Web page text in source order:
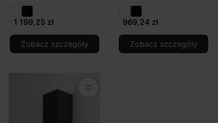
1 199,25 zł
Zobacz szczegóły
969,24 zł
Zobacz szczegóły
favorite_border